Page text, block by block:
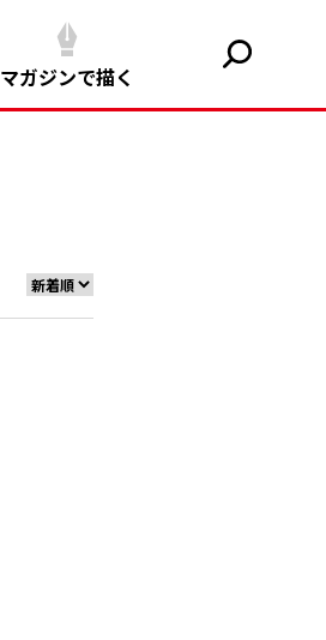
マガジンで描く